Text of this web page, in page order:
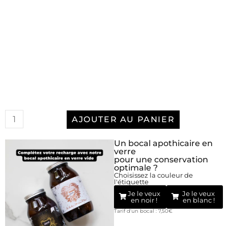
AJOUTER AU PANIER
Un bocal apothicaire en
verre
pour une conservation
optimale ?
Choisissez la couleur de
l'étiquette
Je le veux
en noir !
Je le veux
en blanc !
Tarif d'un bocal : 7,50€